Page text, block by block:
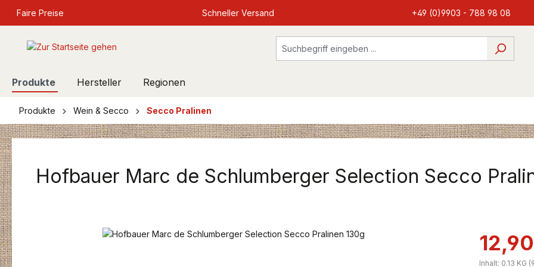
Zur Hauptnavigation springen
Faire Preise Schneller Versand +49 (0)9903 - 788 98 08
Produkte Hersteller Regionen
Produkte Wein & Secco Secco Pralinen
Hofbauer Marc de Schlumberger Selection Secco
Bildergalerie überspringen
Inhalt: 0.13 KG